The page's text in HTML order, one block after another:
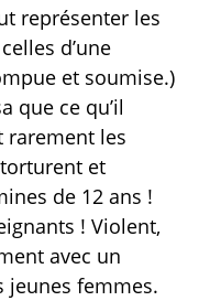
représenter les
d’une
et soumise.)
que ce qu’il
rarement les
et
de 12 ans !
! Violent,
avec un
jeunes femmes.